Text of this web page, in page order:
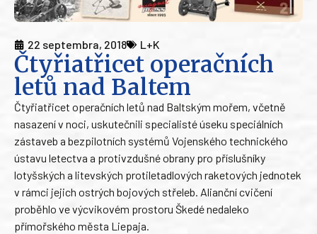
22 septembra, 2018 L+K
Čtyřiatřicet operačních
letů nad Baltem
Čtyřiatřicet operačních letů nad Baltským mořem, včetně
nasazení v noci, uskutečnili specialisté úseku speciálních
zástaveb a bezpilotních systémů Vojenského technického
ústavu letectva a protivzdušné obrany pro příslušníky
lotyšských a litevských protiletadlových raketových jednotek
v rámci jejich ostrých bojových střeleb. Alianční cvičení
proběhlo ve výcvikovém prostoru Škedé nedaleko
přímořského města Liepaja.